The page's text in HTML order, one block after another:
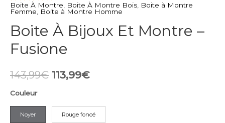
Boite À Montre, Boite À Montre Bois, Boite à Montre
Femme, Boite à Montre Homme
Boite À Bijoux Et Montre –
Fusione
143,99€ Le
initial
113,99€Le
actuel
Couleur
Noyer Rouge foncé